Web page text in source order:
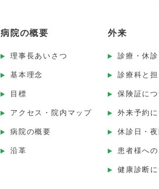
病院の概要
理事長あいさつ
基本理念
目標
アクセス・院内マップ
病院の概要
沿革
外来
診療・休診
診療科と
保険証につ
外来予約
休診日・
患者様へ
健康診断